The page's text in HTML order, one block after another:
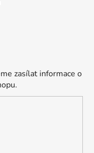
zasílat informace o